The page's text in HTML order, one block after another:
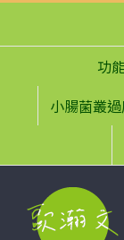
功
小腸菌叢